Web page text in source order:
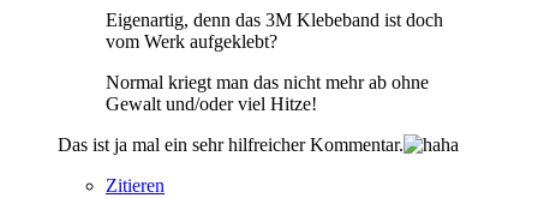
Eigenartig, denn das 3M Klebeband ist doch
vom Werk aufgeklebt?
Normal kriegt man das nicht mehr ab ohne
Gewalt und/oder viel Hitze!
Das ist ja mal ein sehr hilfreicher Kommentar.
Zitieren